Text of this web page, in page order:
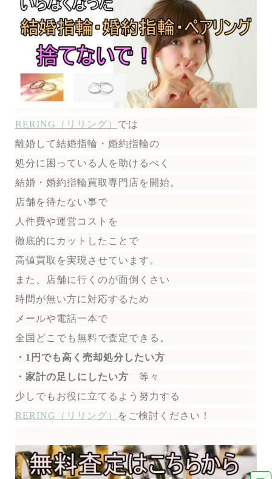
RERING（リリング） では
離婚して結婚指輪・婚約指輪の
処分に困っている人を助けるべく
結婚・婚約指輪買取専門店を開始。
店舗を待たない事で
人件費や運営コストを
徹底的にカットしたことで
高値買取を実現させています。
また、店舗に行くのが面倒くさい
時間が無い方に対応するため
メールや電話一本で
全国どこでも無料で査定できる。
・1円でも高く売却処分したい方
・家計の足しにしたい方 等々
少しでもお役に立てるよう努力する
RERING（リリング）
を ご検討ください！